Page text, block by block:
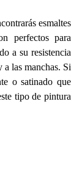
esmaltes
perfectos para
a su resistencia
a las manchas. Si
o satinado que
tipo de pintura